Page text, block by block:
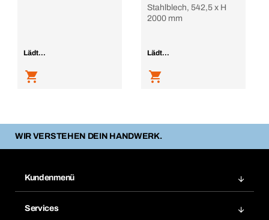
Lädt...
Stahlblech, 542,5 x H
2000 mm
Lädt...
WIR VERSTEHEN DEIN HANDWERK.
Kundenmenü
Services